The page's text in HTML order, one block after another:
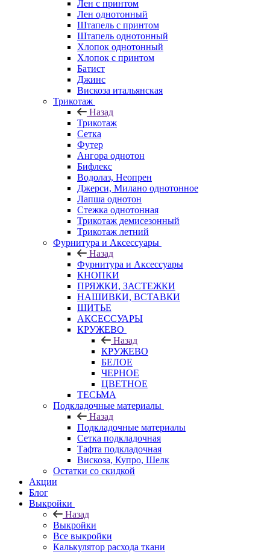
Лен с принтом
Лен однотонный
Штапель с принтом
Штапель однотонный
Хлопок однотонный
Хлопок с принтом
Батист
Джинс
Вискоза итальянская
Трикотаж
Назад
Трикотаж
Сетка
Футер
Ангора однотон
Бифлекс
Водолаз, Неопрен
Джерси, Милано однотонное
Лапша однотон
Стежка однотонная
Трикотаж демисезонный
Трикотаж летний
Фурнитура и Аксессуары
Назад
Фурнитура и Аксессуары
КНОПКИ
ПРЯЖКИ, ЗАСТЕЖКИ
НАШИВКИ, ВСТАВКИ
ШИТЬЕ
АКСЕССУАРЫ
КРУЖЕВО
Назад
КРУЖЕВО
БЕЛОЕ
ЧЕРНОЕ
ЦВЕТНОЕ
ТЕСЬМА
Подкладочные материалы
Назад
Подкладочные материалы
Сетка подкладочная
Тафта подкладочная
Вискоза, Купро, Шелк
Остатки со скидкой
Акции
Блог
Выкройки
Назад
Выкройки
Все выкройки
Калькулятор расхода ткани